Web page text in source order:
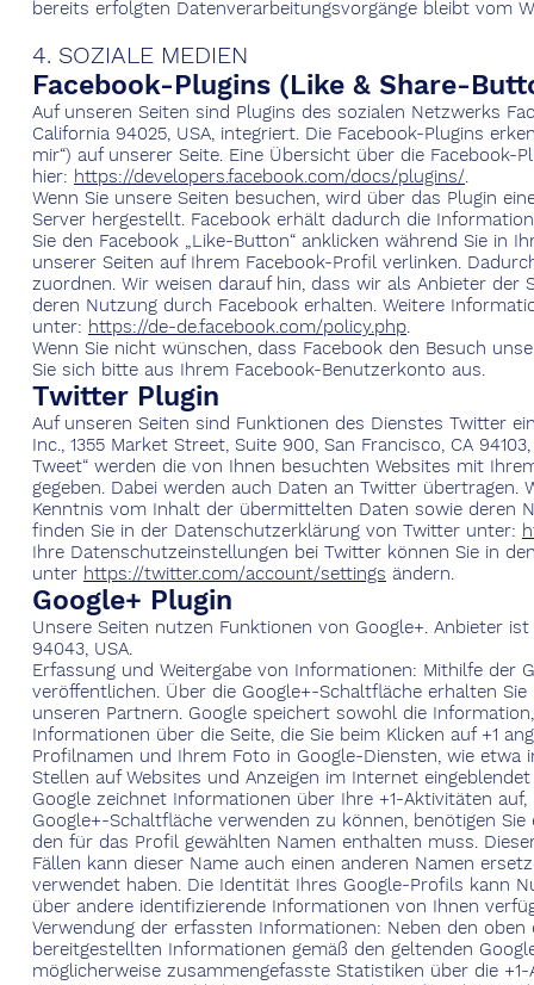
bereits erfolgten Datenverarbeitungsvorgänge bleibt vom
4. SOZIALE MEDIEN
Facebook-Plugins (Like & Share-
Auf unseren Seiten sind Plugins des sozialen Netzwerks
California 94025, USA, integriert. Die Facebook-Plugins
mir“) auf unserer Seite. Eine Übersicht über die Facebook-
hier: https://developers.facebook.com/docs/plugins/.
Wenn Sie unsere Seiten besuchen, wird über das Plugin
Server hergestellt. Facebook erhält dadurch die
Sie den Facebook „Like-Button“ anklicken während Sie in
unserer Seiten auf Ihrem Facebook-Profil verlinken.
zuordnen. Wir weisen darauf hin, dass wir als Anbieter
deren Nutzung durch Facebook erhalten. Weitere
unter: https://de-de.facebook.com/policy.php.
Wenn Sie nicht wünschen, dass Facebook den Besuch
Sie sich bitte aus Ihrem Facebook-Benutzerkonto aus.
Twitter Plugin
Auf unseren Seiten sind Funktionen des Dienstes Twitter
Inc., 1355 Market Street, Suite 900, San Francisco, CA
Tweet“ werden die von Ihnen besuchten Websites mit
gegeben. Dabei werden auch Daten an Twitter
Kenntnis vom Inhalt der übermittelten Daten sowie deren
finden Sie in der Datenschutzerklärung von Twitter unter:
Ihre Datenschutzeinstellungen bei Twitter können Sie in
unter https://twitter.com/account/settings ändern.
Google+ Plugin
Unsere Seiten nutzen Funktionen von Google+. Anbieter
94043, USA.
Erfassung und Weitergabe von Informationen: Mithilfe der
veröffentlichen. Über die Google+-Schaltfläche erhalten
unseren Partnern. Google speichert sowohl die
Informationen über die Seite, die Sie beim Klicken auf +1
Profilnamen und Ihrem Foto in Google-Diensten, wie
Stellen auf Websites und Anzeigen im Internet
Google zeichnet Informationen über Ihre +1-Aktivitäten
Google+-Schaltfläche verwenden zu können, benötigen
den für das Profil gewählten Namen enthalten muss.
Fällen kann dieser Name auch einen anderen Namen
verwendet haben. Die Identität Ihres Google-Profils kann
über andere identifizierende Informationen von Ihnen
Verwendung der erfassten Informationen: Neben den
bereitgestellten Informationen gemäß den geltenden
möglicherweise zusammengefasste Statistiken über die